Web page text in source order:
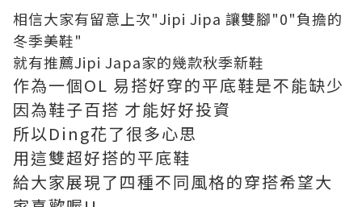
相信大家有留意上次"Jipi Jipa 讓雙腳"0"負擔的
冬季美鞋"
就有推薦Jipi Japa家的幾款秋季新鞋
作為一個OL 易搭好穿的平底鞋是不能缺少
因為鞋子百搭 才能好好投資
所以Ding花了很多心思
用這雙超好搭的平底鞋
給大家展現了四種不同風格的穿搭希望大